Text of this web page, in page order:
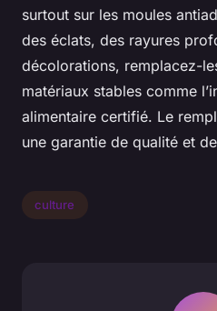
surtout sur les moules
des éclats, des rayures
décolorations, remplacez-
matériaux stables comme
alimentaire certifié. Le
une garantie de qualité et
culture